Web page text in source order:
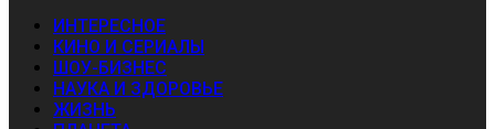
ИНТЕРЕСНОЕ
КИНО И СЕРИАЛЫ
ШОУ-БИЗНЕС
НАУКА И ЗДОРОВЬЕ
ЖИЗНЬ